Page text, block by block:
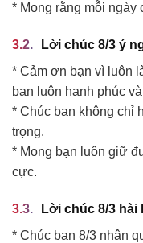
* Mong rằng mỗi ngày
Lời chúc 8/3 ý
* Cảm ơn bạn vì luôn
bạn luôn hạnh phúc
* Chúc bạn không chỉ
trọng.
* Mong bạn luôn giữ
cực.
Lời chúc 8/3
* Chúc bạn 8/3 nhận